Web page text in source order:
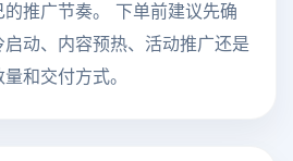
推广节奏。 下单前建议先确
动、内容预热、活动推广还是
和交付方式。